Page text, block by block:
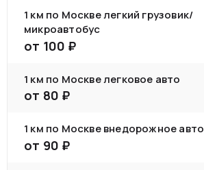
1 км по Москве легкий грузовик/
микроавтобус
от 100 ₽
1 км по Москве легковое авто
от 80 ₽
1 км по Москве внедорожное авто
от 90 ₽